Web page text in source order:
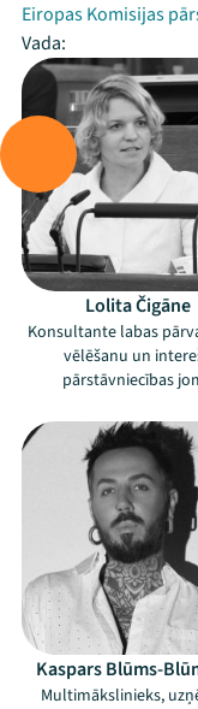
Eiropas Komisijas
Vada:
Lolita Čigāne
Konsultante labas
vēlēšanu un
pārstāvniecības
Kaspars Blūms-
Multimākslinieks,